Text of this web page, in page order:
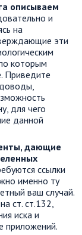
описываем
и
на
эти
которым
Приведите
для чего
данной
дающие
ссылки
именно ту
ваш случай.
ст. ст.132,
иска и
приложений.